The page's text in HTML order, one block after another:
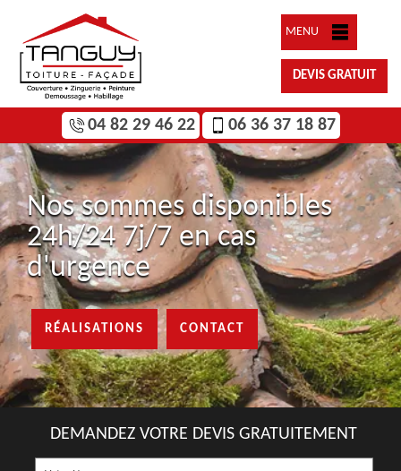
MENU
DEVIS GRATUIT
04 82 29 46 22 06 36 37 18 87
Nos sommes disponibles
24h/24 7j/7 en cas
d'urgence
RÉALISATIONS CONTACT
DEMANDEZ VOTRE DEVIS GRATUITEMENT